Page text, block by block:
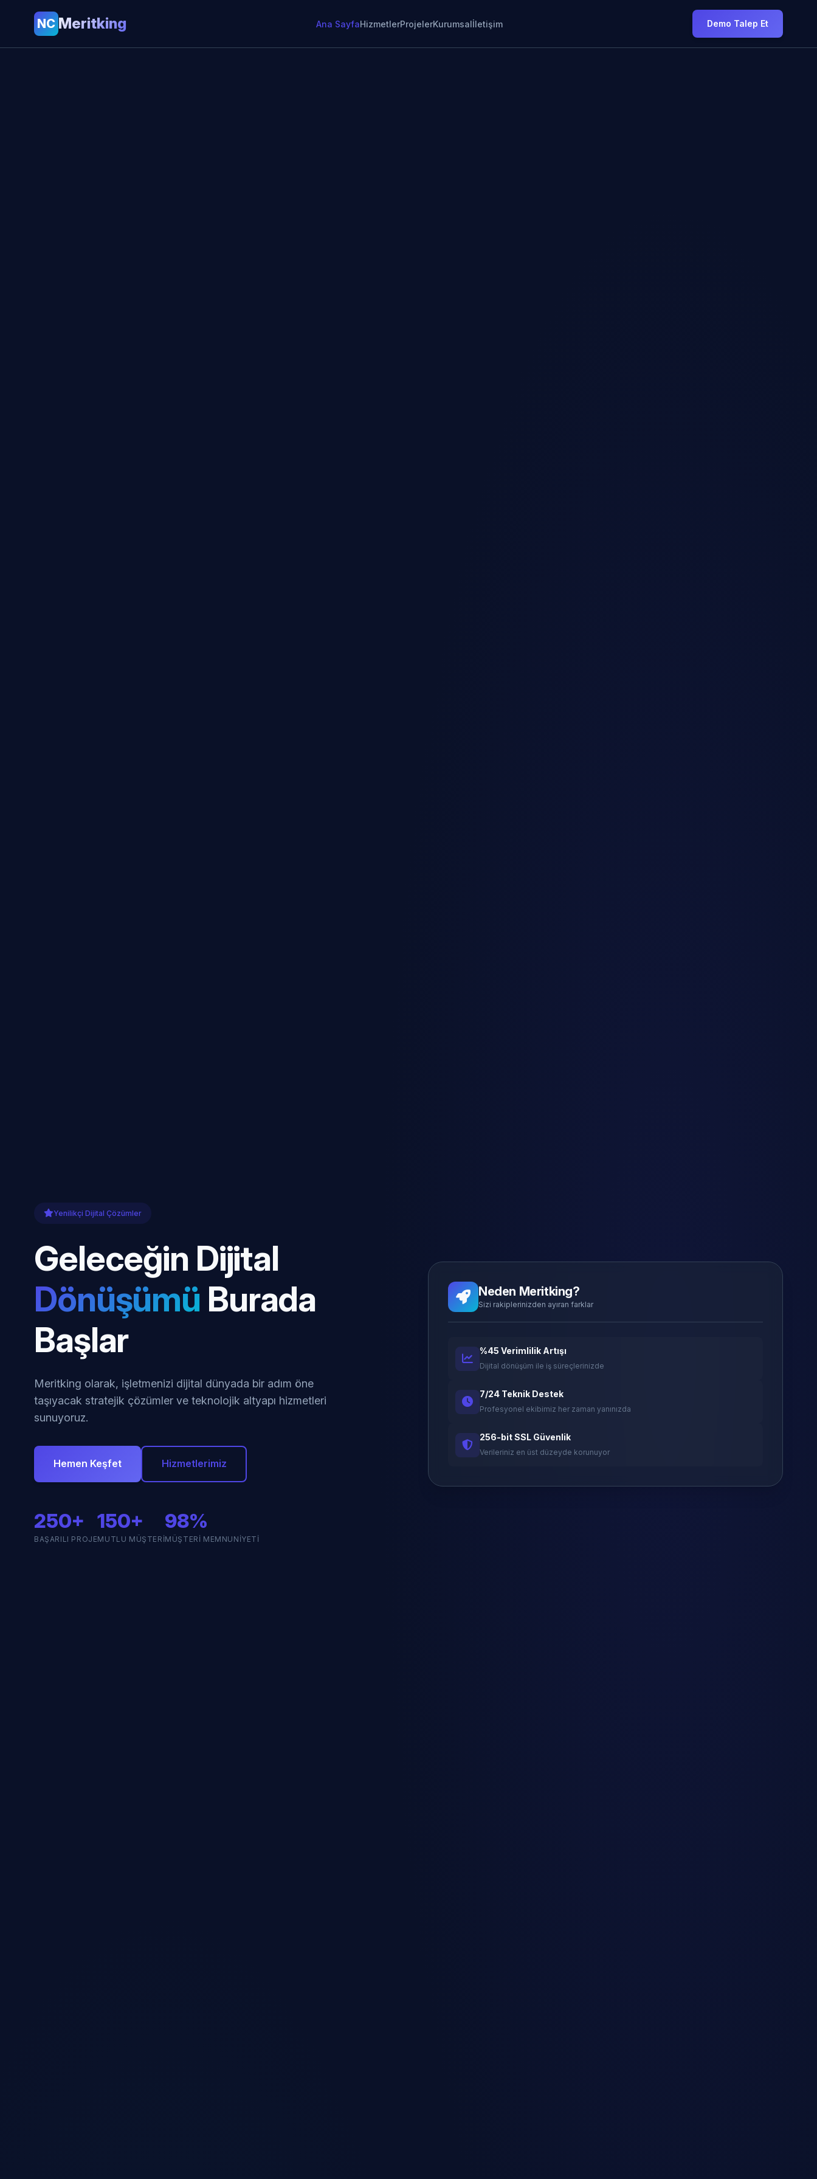
NC Meritking Ana SayfaHizmetlerProjelerKurumsalİletişim Demo Talep Et
Yenilikçi Dijital Çözümler
Geleceğin Dijital
Dönüşümü Burada
Başlar
Meritking olarak, işletmenizi dijital dünyada bir adım öne
taşıyacak stratejik çözümler ve teknolojik altyapı hizmetleri
sunuyoruz.
Hemen Keşfet Hizmetlerimiz
250+
BAŞARILI PROJE
150+
MUTLU MÜŞTERI
98%
MÜŞTERI MEMNUNIYETI
Neden Meritking?
Sizi rakiplerinizden ayıran farklar
%45 Verimlilik Artışı
Dijital dönüşüm ile iş süreçlerinizde
7/24 Teknik Destek
Profesyonel ekibimiz her zaman yanınızda
256-bit SSL Güvenlik
Verileriniz en üst düzeyde korunuyor